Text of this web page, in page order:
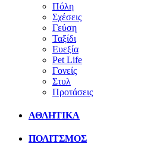
Πόλη
Σχέσεις
Γεύση
Ταξίδι
Ευεξία
Pet Life
Γονείς
Στυλ
Προτάσεις
ΑΘΛΗΤΙΚΑ
ΠΟΛΙΤΣΜΟΣ